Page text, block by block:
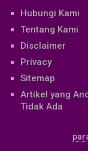
Hubungi Kami
Tentang Kami
Disclaimer
Privacy
Sitemap
Artikel yang
Tidak Ada